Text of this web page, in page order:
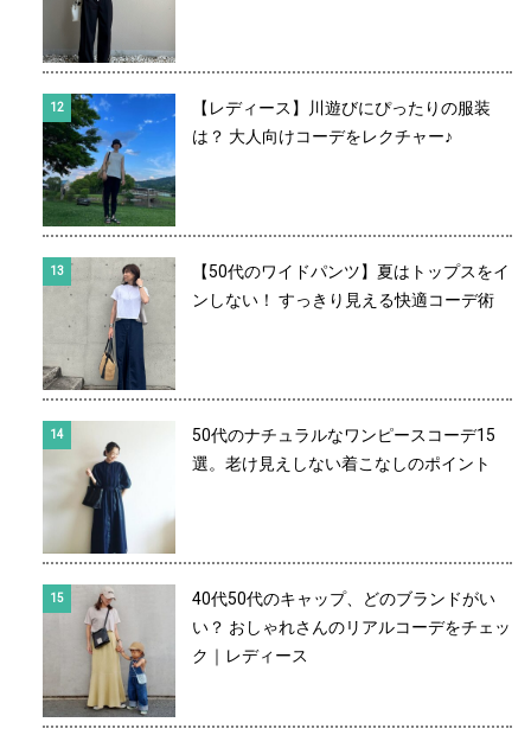
【レディース】川遊びにぴったりの服装
は？ 大人向けコーデをレクチャー♪
【50代のワイドパンツ】夏はトップスをイ
ンしない！ すっきり見える快適コーデ術
50代のナチュラルなワンピースコーデ15
選。老け見えしない着こなしのポイント
40代50代のキャップ、どのブランドがい
い？ おしゃれさんのリアルコーデをチェッ
ク｜レディース